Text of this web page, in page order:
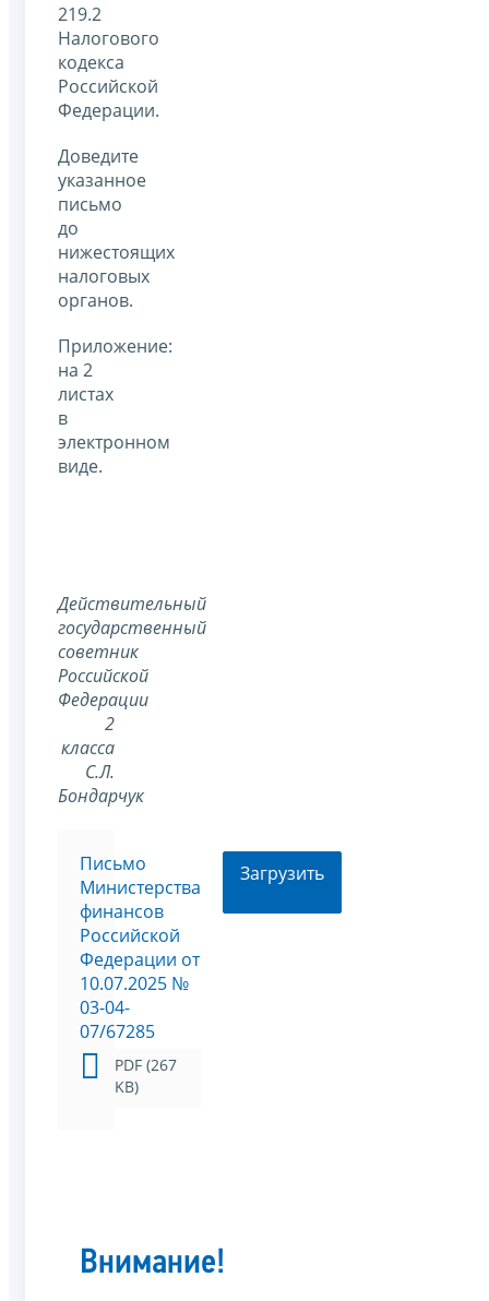
219.2
Налогового
кодекса
Российской
Федерации.
Доведите
указанное
письмо
до
нижестоящих
налоговых
органов.
Приложение:
на 2
листах
в
электронном
виде.
Действительный
государственный
советник
Российской
Федерации
2
класса
С.Л.
Бондарчук
Письмо
Министерства
финансов
Российской
Федерации от
10.07.2025 №
03-04-
07/67285
PDF (267
KB)
Загрузить
Внимание!